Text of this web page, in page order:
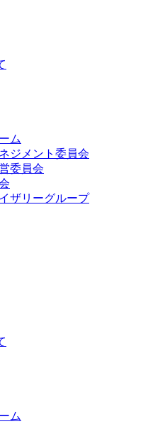
ム
ジメント委員会
委員会
ザリーグループ
ム